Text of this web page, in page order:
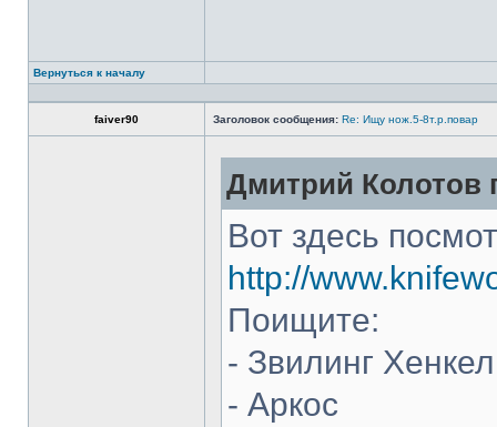
Вернуться к началу
faiver90 Заголовок сообщения: Re: Ищу нож.5-8т.р.повар
Дмитрий Колотов
Вот здесь
http://
Поищите:
- Звилинг
- Аркос